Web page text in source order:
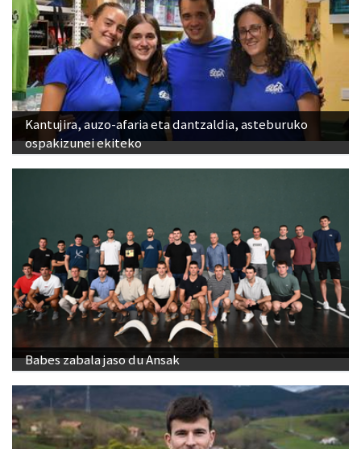
Kantujira, auzo-afaria eta dantzaldia, asteburuko
ospakizunei ekiteko
Babes zabala jaso du Ansak